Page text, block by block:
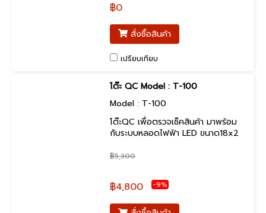
฿0
สั่งซื้อสินค้า
เปรียบเทียบ
โต๊ะ QC Model : T-100
Model : T-100
โต๊ะQC เพื่อตรวจเช็คสินค้า มาพร้อม
กับระบบหลอดไฟฟ้า LED ขนาด18x2
กับโคม Stainless แผ่นสะท้อนแสง
เป็นหลอดประหยัดพลังงาน
฿5,300
฿4,800 -9%